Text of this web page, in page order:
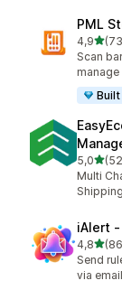
PML
4,9/ 5
73
Scan
manage
5,0/ 5
52
Multi
iAlert
4,8/ 5
86
Send
via